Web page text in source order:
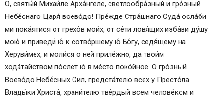
О, святы́й Михаи́ле Арха́нгеле, светлообра́зный и гро́зный
Небе́снаго Царя́ воево́до! Пре́жде Стра́шнаго Суда́ осла́би
ми пока́ятися от грехо́в мои́х, от се́ти ловя́щих изба́ви ду́шу
мою́ и приведи́ ю́ к сотво́ршему ю́ Бо́гу, седя́щему на
Херуви́мех, и моли́ся о ней приле́жно, да твои́м
хода́тайством по́слет ю́ в ме́сто поко́йное. О гро́зный
Воево́до Небе́сных Сил, предста́телю всех у Престо́ла
Влады́ки Христа́, храни́телю тве́рдый всем челове́ком и